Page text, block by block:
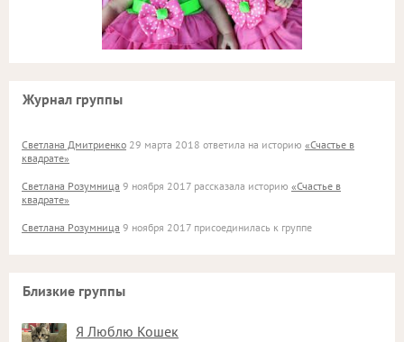
Журнал группы
Светлана Дмитриенко 29 марта 2018 ответила на историю «Счастье в
квадрате»
Светлана Розумница 9 ноября 2017 рассказала историю «Счастье в
квадрате»
Светлана Розумница 9 ноября 2017 присоединилась к группе
Близкие группы
Я Люблю Кошек